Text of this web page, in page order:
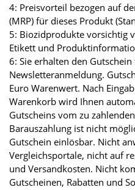
4: Preisvorteil bezogen auf
(MRP) für dieses Produkt
5: Biozidprodukte vorsichtig
Etikett und
6: Sie erhalten den
Newsletteranmeldung.
Euro Warenwert. Nach
Warenkorb wird Ihnen
Gutscheins vom zu
Barauszahlung ist nicht
Gutschein einlösbar. Nicht
Vergleichsportale, nicht auf
und Versandkosten. Nicht
Gutscheinen, Rabatten und